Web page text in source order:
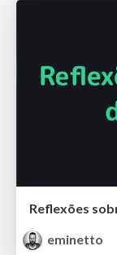
Reflexões
eminetto